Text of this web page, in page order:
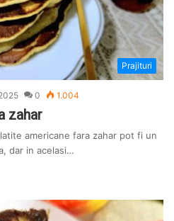
Prajituri
0 1.004
zahar
americane fara zahar pot fi un
dar in acelasi…